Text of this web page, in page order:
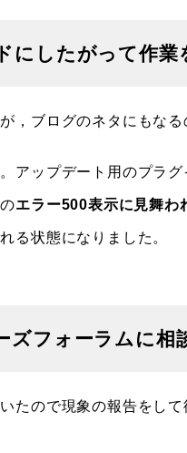
にしたがって作
，ブログのネタにもな
アップデート用のプラ
エラー500表示に見舞わ
る状態になりました。
ズフォーラムに相
たので現象の報告をし